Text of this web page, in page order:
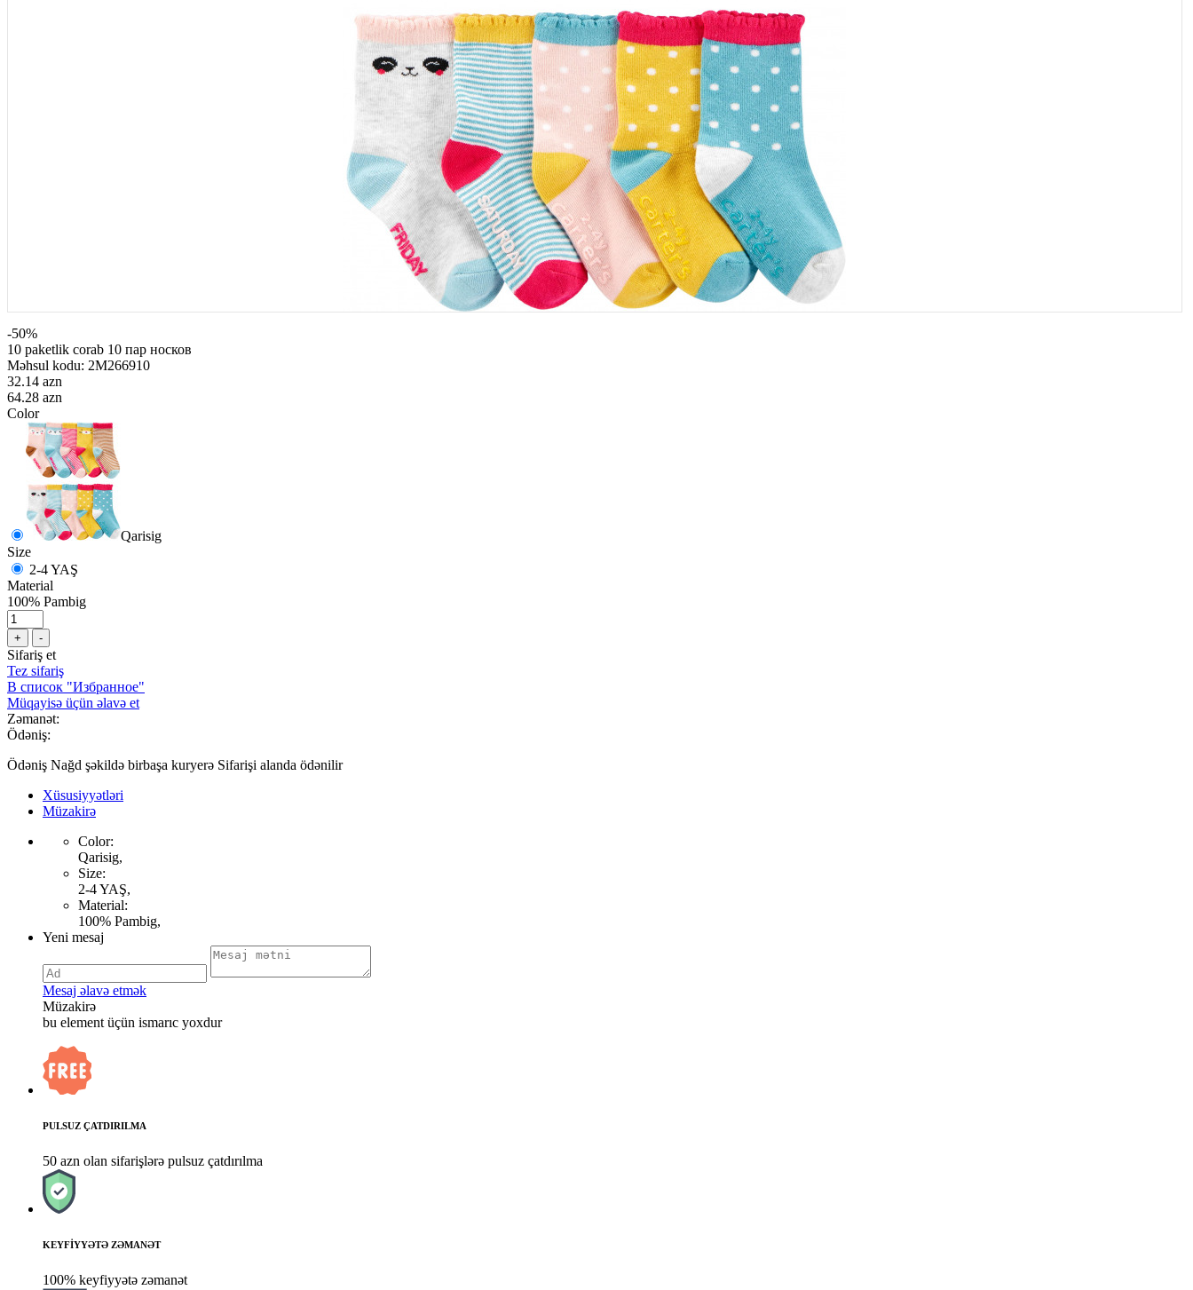
-50%
10 paketlik corab 10 пар носков
Məhsul kodu: 2M266910
32.14 azn
64.28 azn
Color
Qarisig
Size
2-4 YAŞ
Material
100% Pambig
+ -
Sifariş et
Tez sifariş
В список "Избранное"
Müqayisə üçün əlavə et
Zəmanət:
Ödəniş:
Ödəniş Nağd şəkildə birbaşa kuryerə Sifarişi alanda ödənilir
Xüsusiyyətləri
Müzakirə
Color:
Qarisig,
Size:
2-4 YAŞ,
Material:
100% Pambig,
Yeni mesaj
Mesaj əlavə etmək
Müzakirə
bu element üçün ismarıc yoxdur
PULSUZ ÇATDIRILMA
50 azn olan sifarişlərə pulsuz çatdırılma
KEYFİYYƏTƏ ZƏMANƏT
100% keyfiyyətə zəmanət